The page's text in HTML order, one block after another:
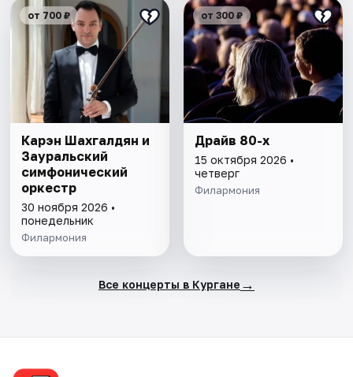
от 700 ₽
Карэн Шахгалдян и
Зауральский
симфонический
оркестр
30 ноября 2026 •
понедельник
Филармония
от 300 ₽
Драйв 80-х
15 октября 2026 •
четверг
Филармония
Все концерты в Кургане →